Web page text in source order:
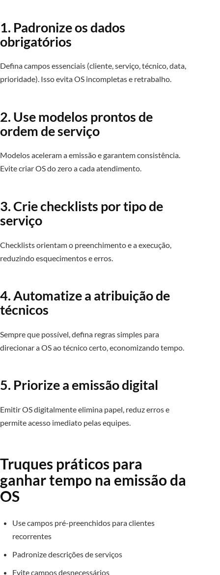
1. Padronize os dados
obrigatórios
Defina campos essenciais (cliente, serviço, técnico, data,
prioridade). Isso evita OS incompletas e retrabalho.
2. Use modelos prontos de
ordem de serviço
Modelos aceleram a emissão e garantem consistência.
Evite criar OS do zero a cada atendimento.
3. Crie checklists por tipo de
serviço
Checklists orientam o preenchimento e a execução,
reduzindo esquecimentos e erros.
4. Automatize a atribuição de
técnicos
Sempre que possível, defina regras simples para
direcionar a OS ao técnico certo, economizando tempo.
5. Priorize a emissão digital
Emitir OS digitalmente elimina papel, reduz erros e
permite acesso imediato pelas equipes.
Truques práticos para
ganhar tempo na emissão da
OS
Use campos pré-preenchidos para clientes
recorrentes
Padronize descrições de serviços
Evite campos desnecessários